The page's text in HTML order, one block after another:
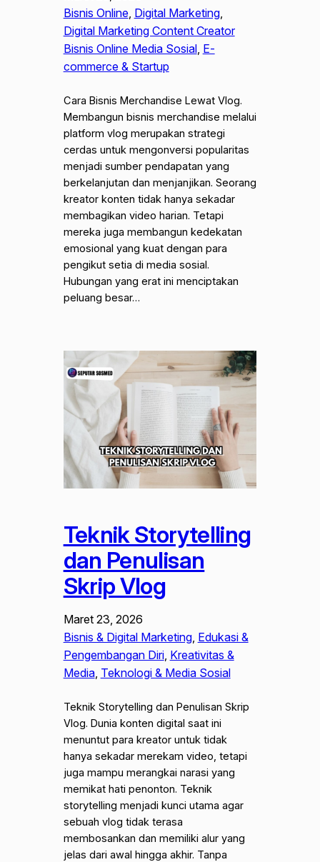
Bisnis Online, Digital Marketing
Digital Marketing Content Creator
Bisnis Online Media Sosial, E-
commerce & Startup
Cara Bisnis Merchandise Lewat Vlog.
Membangun bisnis merchandise melalui
platform vlog merupakan strategi
cerdas untuk mengonversi popularitas
menjadi sumber pendapatan yang
berkelanjutan dan menjanjikan. Seorang
kreator konten tidak hanya sekadar
membagikan video harian. Tetapi
mereka juga membangun kedekatan
emosional yang kuat dengan para
pengikut setia di media sosial.
Hubungan yang erat ini menciptakan
peluang besar…
Teknik Storytelling
dan Penulisan
Skrip Vlog
Maret 23, 2026
Bisnis & Digital Marketing, Edukasi &
Pengembangan Diri, Kreativitas &
Media, Teknologi & Media Sosial
Teknik Storytelling dan Penulisan Skrip
Vlog. Dunia konten digital saat ini
menuntut para kreator untuk tidak
hanya sekadar merekam video, tetapi
juga mampu merangkai narasi yang
memikat hati penonton. Teknik
storytelling menjadi kunci utama agar
sebuah vlog tidak terasa
membosankan dan memiliki alur yang
jelas dari awal hingga akhir. Tanpa